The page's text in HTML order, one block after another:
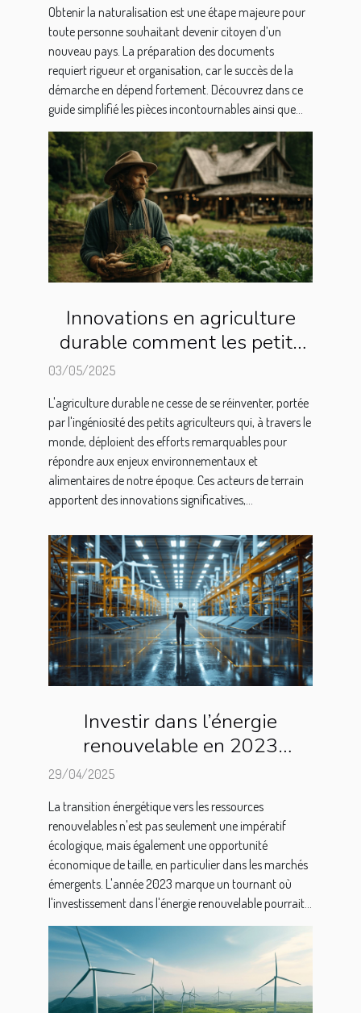
Obtenir la naturalisation est une étape majeure pour
toute personne souhaitant devenir citoyen d’un
nouveau pays. La préparation des documents
requiert rigueur et organisation, car le succès de la
démarche en dépend fortement. Découvrez dans ce
guide simplifié les pièces incontournables ainsi que...
Innovations en agriculture
durable comment les petits
agriculteurs changent la
donne
03/05/2025
L'agriculture durable ne cesse de se réinventer, portée
par l'ingéniosité des petits agriculteurs qui, à travers le
monde, déploient des efforts remarquables pour
répondre aux enjeux environnementaux et
alimentaires de notre époque. Ces acteurs de terrain
apportent des innovations significatives,...
Investir dans l’énergie
renouvelable en 2023
opportunités et défis dans les
marchés émergents
29/04/2025
La transition énergétique vers les ressources
renouvelables n'est pas seulement une impératif
écologique, mais également une opportunité
économique de taille, en particulier dans les marchés
émergents. L'année 2023 marque un tournant où
l'investissement dans l'énergie renouvelable pourrait...